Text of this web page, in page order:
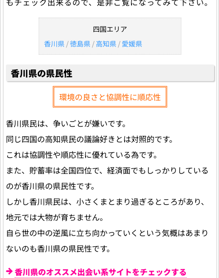
四国エリア
香川県 /徳島県 / 高知県 / 愛媛県
香川県の県民性
環境の良さと協調性に順応性
香川県民は、争いごとが嫌いです。
同じ四国の高知県民の議論好きとは対照的です。
これは協調性や順応性に優れている為です。
また、貯蓄率は全国四位で、経済面でもしっかりしている
のが香川県の県民性です。
しかし香川県民は、小さくまとまり過ぎるところがあり、
地元では大物が育ちません。
自ら世の中の逆風に立ち向かっていくという気概はあまり
ないのも香川県の県民性です。
香川県のオススメ出会い系サイトをチェックする